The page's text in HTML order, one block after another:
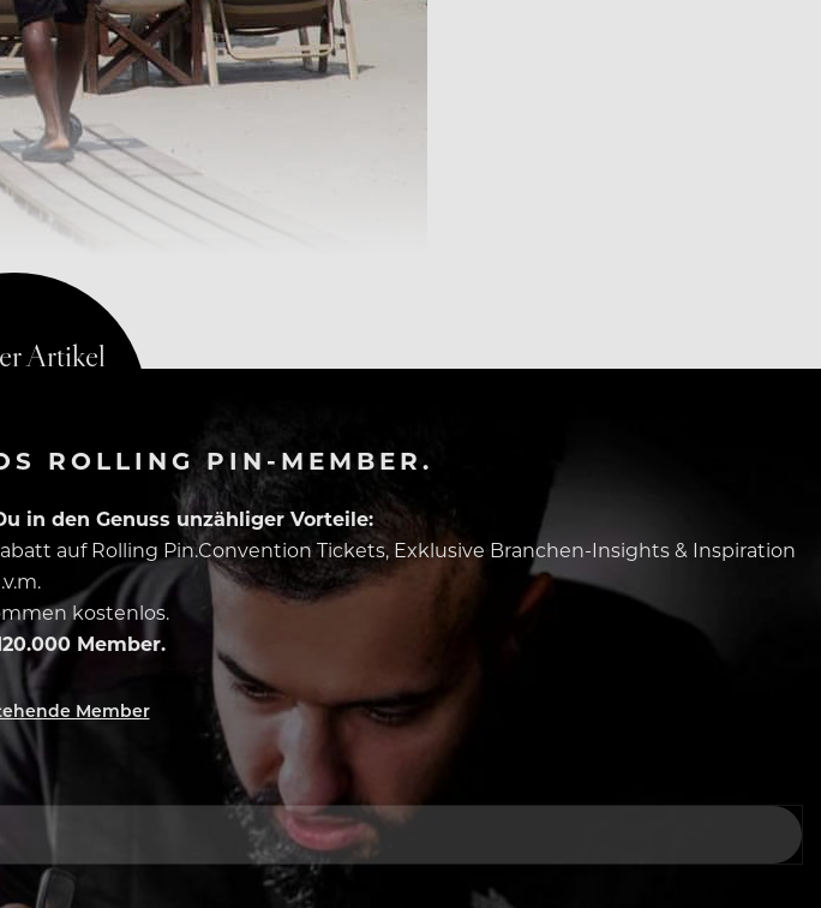
ROLLING PIN-MEMBER.
in den Genuss unzähliger Vorteile:
auf Rolling Pin.Convention Tickets, Exklusive Branchen-Insights & Inspiration
kostenlos.
Member.
Member